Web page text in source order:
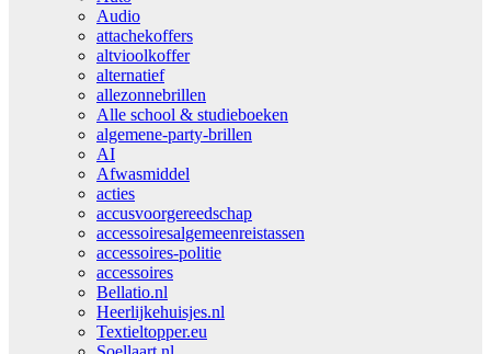
Audio
attachekoffers
altvioolkoffer
alternatief
allezonnebrillen
Alle school & studieboeken
algemene-party-brillen
AI
Afwasmiddel
acties
accusvoorgereedschap
accessoiresalgemeenreistassen
accessoires-politie
accessoires
Bellatio.nl
Heerlijkehuisjes.nl
Textieltopper.eu